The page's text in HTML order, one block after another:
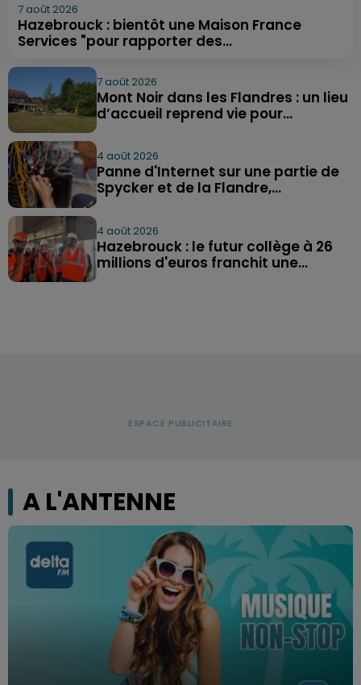
7 août 2026
Hazebrouck : bientôt une Maison France
Services "pour rapporter des...
7 août 2026
Mont Noir dans les Flandres : un lieu
d’accueil reprend vie pour...
4 août 2026
Panne d'Internet sur une partie de
Spycker et de la Flandre,...
4 août 2026
Hazebrouck : le futur collège à 26
millions d'euros franchit une...
A L'ANTENNE